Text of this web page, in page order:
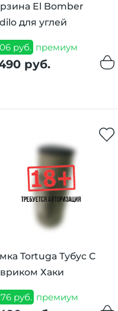
El Bomber
для углей
руб. премиум
руб.
Tortuga Тубус С
Хаки
руб. премиум